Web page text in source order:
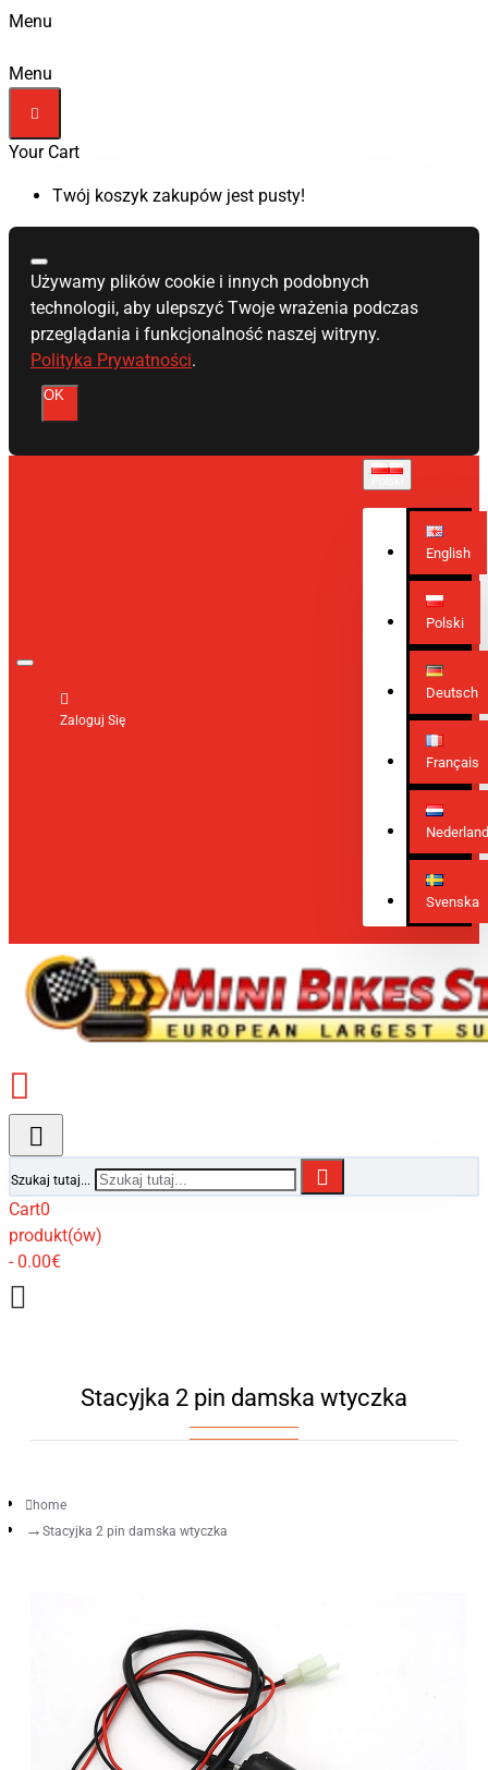
Menu
Menu
Your Cart
Twój koszyk zakupów jest pusty!
Używamy plików cookie i innych podobnych
technologii, aby ulepszyć Twoje wrażenia podczas
przeglądania i funkcjonalność naszej witryny.
Polityka Prywatności.
OK
Zaloguj Się
English
Polski
Deutsch
Français
Svenska
Szukaj tutaj...
Cart0
produkt(ów)
- 0.00€
Stacyjka 2 pin damska wtyczka
home
Stacyjka 2 pin damska wtyczka